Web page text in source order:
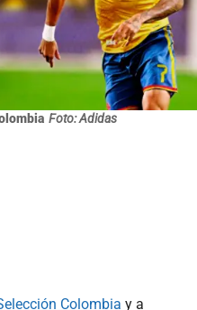
Foto: Adidas
Colombia y a